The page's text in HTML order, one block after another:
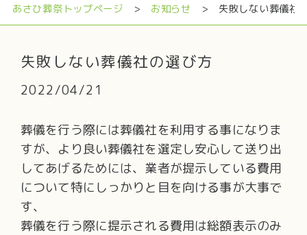
あさひ葬祭トップページ > お知らせ > 失敗しない葬儀社
失敗しない葬儀社の選び方
2022/04/21
葬儀を行う際には葬儀社を利用する事になりま
すが、より良い葬儀社を選定し安心して送り出
してあげるためには、業者が提示している費用
について特にしっかりと目を向ける事が大事で
す、
葬儀を行う際に提示される費用は総額表示のみ